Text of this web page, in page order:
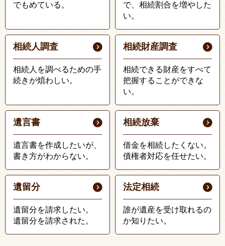
でもめている。
で、相続割合を増やした
い。
相続人調査
相続人を調べるための手
続きが煩わしい。
相続財産調査
相続できる財産をすべて
把握することができな
い。
遺言書
遺言書を作成したいが、
書き方がわからない。
相続放棄
借金を相続したくない。
債権者対応を任せたい。
遺留分
遺留分を請求したい。
遺留分を請求された。
法定相続
誰が遺産を受け取れるの
か知りたい。